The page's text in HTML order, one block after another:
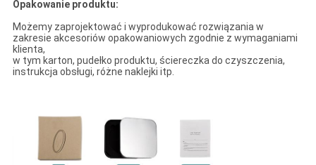
Opakowanie produktu:
Możemy zaprojektować i wyprodukować rozwiązania w
zakresie akcesoriów opakowaniowych zgodnie z wymaganiami
klienta,
w tym karton, pudełko produktu, ściereczka do czyszczenia,
instrukcja obsługi, różne naklejki itp.